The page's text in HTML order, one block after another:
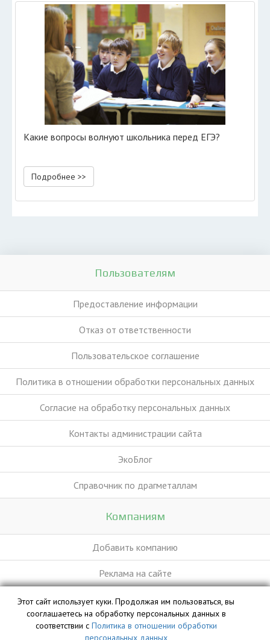
Какие вопросы волнуют школьника перед ЕГЭ?
Подробнее >>
Пользователям
Предоставление информации
Отказ от ответственности
Пользовательское соглашение
Политика в отношении обработки персональных данных
Согласие на обработку персональных данных
Контакты администрации сайта
ЭкоБлог
Справочник по драгметаллам
Компаниям
Добавить компанию
Реклама на сайте
База данных сайта vyvoz.org является интеллектуальной
собственностью ООО «Профит» и охраняется законом.
Этот сайт использует куки. Продолжая им пользоваться, вы
сооглашаетесь на обработку персональных данных в
соответствии с Политика в отношении обработки
персональных данных